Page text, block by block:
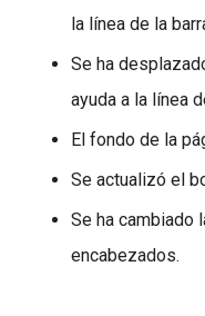
la línea de la
Se ha
ayuda a la línea
El fondo de la
Se actualizó el
Se ha cambiado
encabezados.